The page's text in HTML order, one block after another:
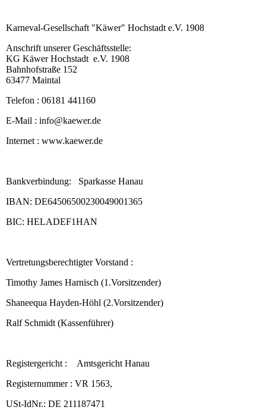
Karneval-Gesellschaft "Käwer" Hochstadt e.V. 1908
Anschrift unserer Geschäftsstelle:
KG Käwer Hochstadt e.V. 1908
Bahnhofstraße 152
63477 Maintal
Telefon : 06181 441160
E-Mail : info@kaewer.de
Internet : www.kaewer.de
Bankverbindung: Sparkasse Hanau
IBAN: DE64506500230049001365
BIC: HELADEF1HAN
Vertretungsberechtigter Vorstand :
Timothy James Harnisch (1.Vorsitzender)
Shaneequa Hayden-Höhl (2.Vorsitzender)
Ralf Schmidt (Kassenführer)
Registergericht : Amtsgericht Hanau
Registernummer : VR 1563,
USt-IdNr.: DE 211187471